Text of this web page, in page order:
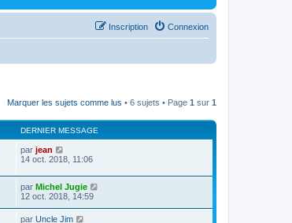
Connexion
Inscription
Marquer les sujets comme lus • 6 sujets • Page 1 sur 1
DERNIER MESSAGE
par jean
14 oct. 2018, 11:06
par Michel Jugie
12 oct. 2018, 14:59
par Uncle Jim